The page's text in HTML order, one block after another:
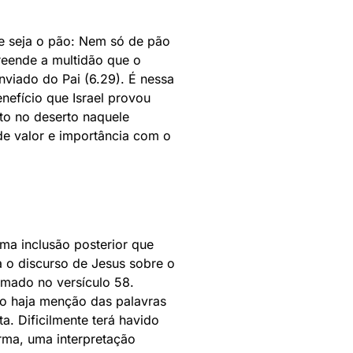
seja o pão: Nem só de pão
a multidão que o
do Pai (6.29). É nessa
que Israel provou
no deserto naquele
valor e importância com o
inclusão posterior que
discurso de Jesus sobre o
no versículo 58.
haja menção das palavras
Dificilmente terá havido
uma interpretação